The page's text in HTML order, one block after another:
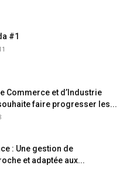
#1
Commerce et d’Industrie
faire progresser les...
: Une gestion de
et adaptée aux...